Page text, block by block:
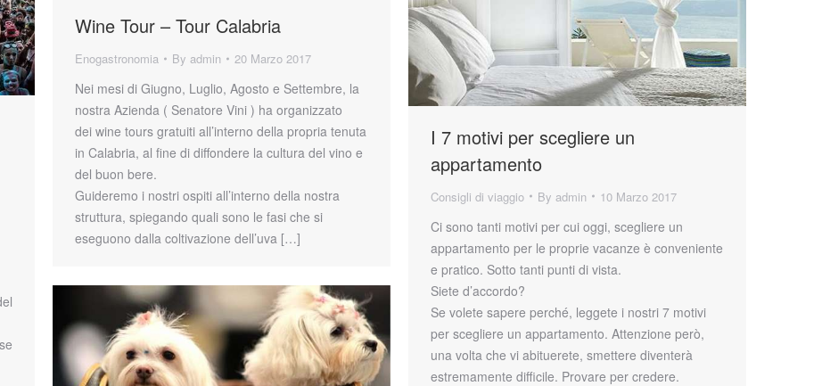
Wine Tour – Tour Calabria
Enogastronomia By admin 20 Marzo 2017
Nei mesi di Giugno, Luglio, Agosto e Settembre, la
nostra Azienda ( Senatore Vini ) ha organizzato
dei wine tours gratuiti all’interno della propria tenuta
in Calabria, al fine di diffondere la cultura del vino e
del buon bere.
Guideremo i nostri ospiti all’interno della nostra
struttura, spiegando quali sono le fasi che si
eseguono dalla coltivazione dell’uva […]
I 7 motivi per scegliere un
appartamento
Consigli di viaggio By admin 10 Marzo 2017
Ci sono tanti motivi per cui oggi, scegliere un
appartamento per le proprie vacanze è conveniente
e pratico. Sotto tanti punti di vista.
Siete d’accordo?
Se volete sapere perché, leggete i nostri 7 motivi
per scegliere un appartamento. Attenzione però,
una volta che vi abituerete, smettere diventerà
estremamente difficile. Provare per credere.